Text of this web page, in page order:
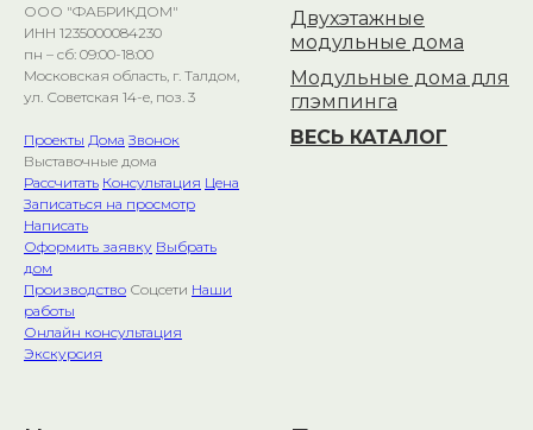
ООО "ФАБРИКДОМ"
ИНН 1235000084230
пн – сб: 09:00-18:00
Московская область, г. Талдом,
ул. Советская 14-е, поз. 3
Проекты Дома Звонок
Выставочные дома
Рассчитать Консультация Цена
Записаться на просмотр
Написать
Оформить заявку Выбрать
дом
Производство Соцсети Наши
работы
Онлайн консультация
Экскурсия
Двухэтажные
модульные дома
Модульные дома для
глэмпинга
ВЕСЬ КАТАЛОГ